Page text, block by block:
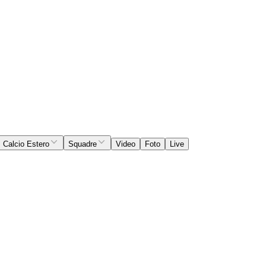
Calcio Estero Squadre Video Foto Live